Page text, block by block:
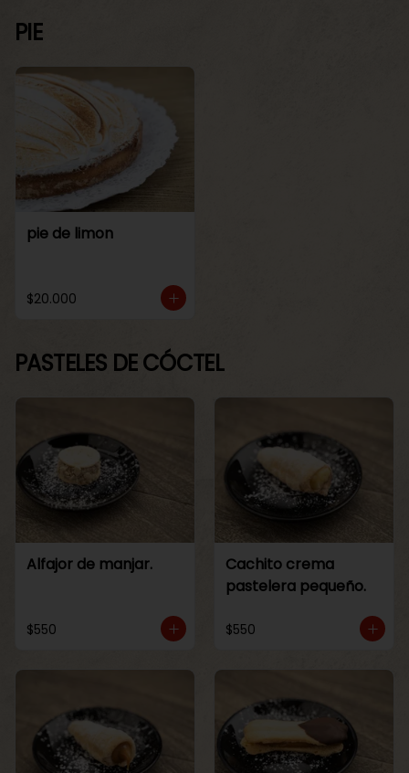
PIE
pie de limon
$20.000
PASTELES DE CÓCTEL
Alfajor de manjar.
$550
Cachito crema
pastelera pequeño.
$550